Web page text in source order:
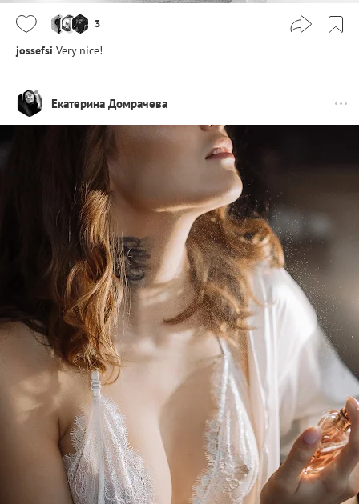
3
jossefsi Very nice!
Екатерина Домрачева